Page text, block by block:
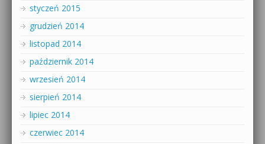
styczeń 2015
grudzień 2014
listopad 2014
październik 2014
wrzesień 2014
sierpień 2014
lipiec 2014
czerwiec 2014